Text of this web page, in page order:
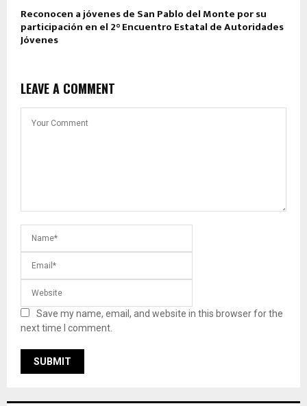
Reconocen a jóvenes de San Pablo del Monte por su
participación en el 2° Encuentro Estatal de Autoridades
Jóvenes
LEAVE A COMMENT
Save my name, email, and website in this browser for the
next time I comment.